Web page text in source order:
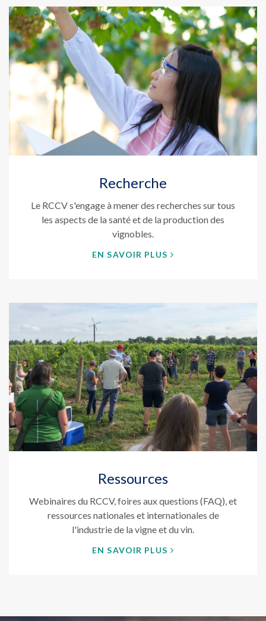
Recherche
Le RCCV s'engage à mener des recherches sur tous
les aspects de la santé et de la production des
vignobles.
EN SAVOIR PLUS
Ressources
Webinaires du RCCV, foires aux questions (FAQ), et
ressources nationales et internationales de
l'industrie de la vigne et du vin.
EN SAVOIR PLUS